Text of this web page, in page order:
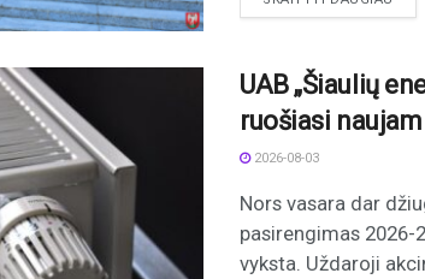
UAB „Šiaulių
ruošiasi
2026-08-03
Nors vasara dar
pasirengimas 2026-
vyksta. Uždaroji